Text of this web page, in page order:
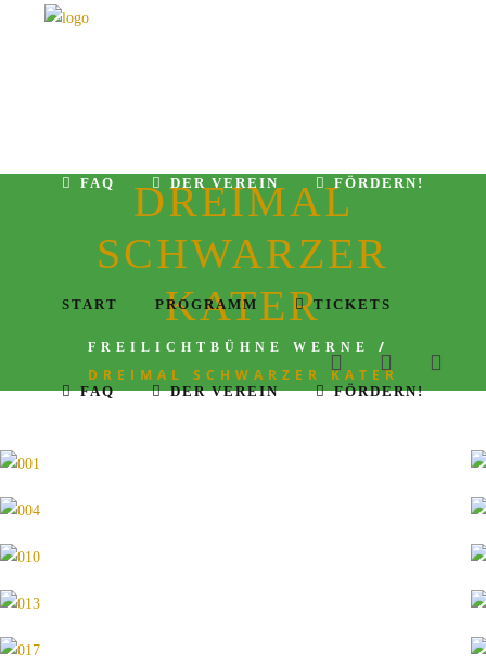
START PROGRAMM TICKETS
FAQ DER VEREIN FÖRDERN!
FAQ DER VEREIN FÖRDERN!
DREIMAL
SCHWARZER
KATER
FREILICHTBÜHNE WERNE
/
DREIMAL SCHWARZER KATER